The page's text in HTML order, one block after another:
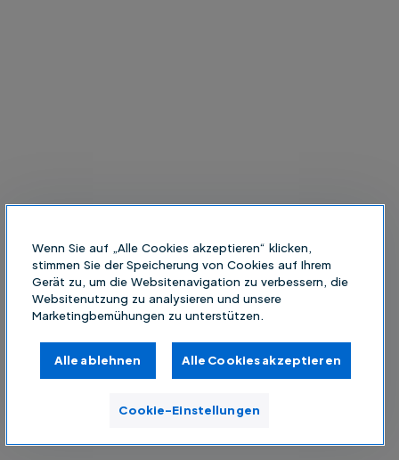
Wenn Sie auf „Alle Cookies akzeptieren“ klicken,
stimmen Sie der Speicherung von Cookies auf Ihrem
Gerät zu, um die Websitenavigation zu verbessern, die
Websitenutzung zu analysieren und unsere
Marketingbemühungen zu unterstützen.
Alle ablehnen Alle Cookies akzeptieren
Cookie-Einstellungen